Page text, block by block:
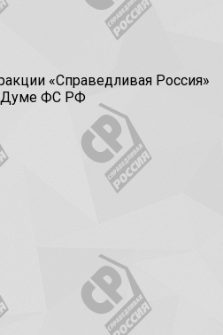
«Справедливая Россия»
Думе ФС РФ